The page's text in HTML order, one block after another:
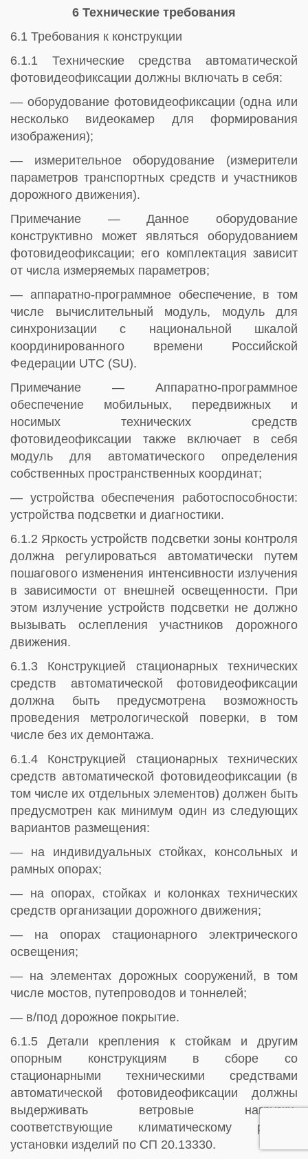
6 Технические требования
6.1 Требования к конструкции
6.1.1 Технические средства автоматической
фотовидеофиксации должны включать в себя:
— оборудование фотовидеофиксации (одна или
несколько видеокамер для формирования
изображения);
— измерительное оборудование (измерители
параметров транспортных средств и участников
дорожного движения).
Примечание — Данное оборудование
конструктивно может являться оборудованием
фотовидеофиксации; его комплектация зависит
от числа измеряемых параметров;
— аппаратно-программное обеспечение, в том
числе вычислительный модуль, модуль для
синхронизации с национальной шкалой
координированного времени Российской
Федерации UTC (SU).
Примечание — Аппаратно-программное
обеспечение мобильных, передвижных и
носимых технических средств
фотовидеофиксации также включает в себя
модуль для автоматического определения
собственных пространственных координат;
— устройства обеспечения работоспособности:
устройства подсветки и диагностики.
6.1.2 Яркость устройств подсветки зоны контроля
должна регулироваться автоматически путем
пошагового изменения интенсивности излучения
в зависимости от внешней освещенности. При
этом излучение устройств подсветки не должно
вызывать ослепления участников дорожного
движения.
6.1.3 Конструкцией стационарных технических
средств автоматической фотовидеофиксации
должна быть предусмотрена возможность
проведения метрологической поверки, в том
числе без их демонтажа.
6.1.4 Конструкцией стационарных технических
средств автоматической фотовидеофиксации (в
том числе их отдельных элементов) должен быть
предусмотрен как минимум один из следующих
вариантов размещения:
— на индивидуальных стойках, консольных и
рамных опорах;
— на опорах, стойках и колонках технических
средств организации дорожного движения;
— на опорах стационарного электрического
освещения;
— на элементах дорожных сооружений, в том
числе мостов, путепроводов и тоннелей;
— в/под дорожное покрытие.
6.1.5 Детали крепления к стойкам и другим
опорным конструкциям в сборе со
стационарными техническими средствами
автоматической фотовидеофиксации должны
выдерживать ветровые нагрузки,
соответствующие климатическому району
установки изделий по СП 20.13330.